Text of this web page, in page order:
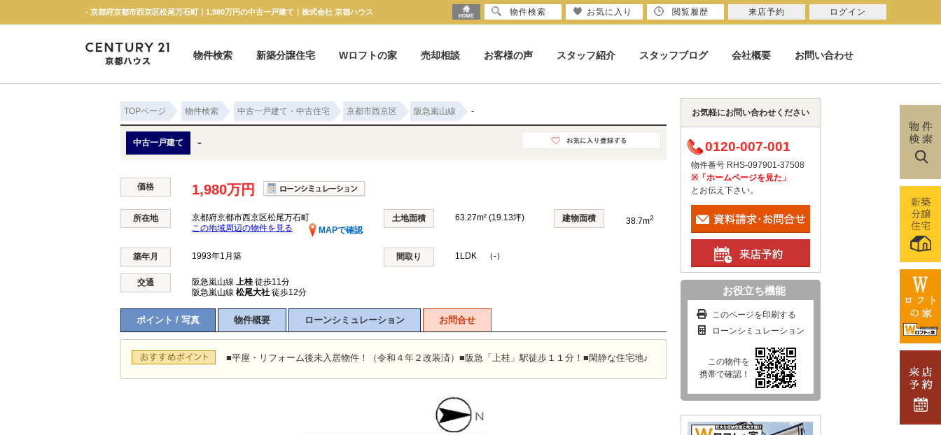
- 京都府京都市西京区松尾万石町｜1,980万円の中古一戸建て｜株式会社 京都ハウス
物件検索
新築分譲住宅 Wロフトの家 売却相談 お客様の声 スタッフ紹介 スタッフブログ 会社概要 お問い合わせ
TOPページ 物件検索 中古一戸建て・中古住宅 京都市西京区 阪急嵐山線 -
中古一戸建て -
価格 1,980万円
所在地
京都府京都市西京区松尾万石町
MAPで確認
この地域周辺の物件を見る
土地面積 63.27m² (19.13坪) 建物面積 38.7m2
築年月 1993年1月築 間取り 1LDK （-）
交通 阪急嵐山線 上桂 徒歩11分
阪急嵐山線 松尾大社 徒歩12分
ポイント / 写真 物件概要 ローンシミュレーション お問合せ
■平屋・リフォーム後未入居物件！（令和４年２改装済）■阪急「上桂」駅徒歩１１分！■閑静な住宅地♪
お気軽にお問い合わせください
0120-007-001
物件番号 RHS-097901-37508
※「ホームページを見た」
とお伝え下さい。
お役立ち機能
このページを印刷する
ローンシミュレーション
この物件を
携帯で確認！
物件検索 お気に入り 閲覧履歴 来店予約 ログイン